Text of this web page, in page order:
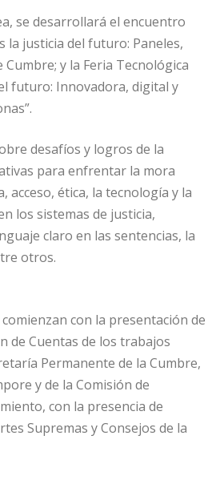
se desarrollará el encuentro
la justicia del futuro: Paneles,
y la Feria Tecnológica
futuro: Innovadora, digital y
desafíos y logros de la
para enfrentar la mora
acceso, ética, la tecnología y la
los sistemas de justicia,
claro en las sentencias, la
otros.
con la presentación de
de Cuentas de los trabajos
Permanente de la Cumbre,
y de la Comisión de
con la presencia de
Supremas y Consejos de la